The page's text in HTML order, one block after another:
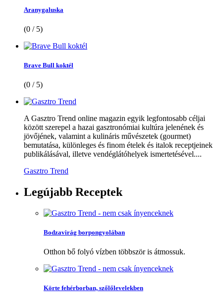
Aranygaluska
(0 / 5)
Brave Bull koktél
(0 / 5)
A Gasztro Trend online magazin egyik legfontosabb céljai
között szerepel a hazai gasztronómiai kultúra jelenének és
jövőjének, valamint a kulináris művészetek (gourmet)
bemutatása, különleges és finom ételek és italok receptjeinek
publikálásával, illetve vendéglátóhelyek ismertetésével....
Gasztro Trend
Legújabb Receptek
Bodzavirág borpongyolában
Otthon bő folyó vízben többször is átmossuk.
Körte fehérborban, szőlőlevelekben